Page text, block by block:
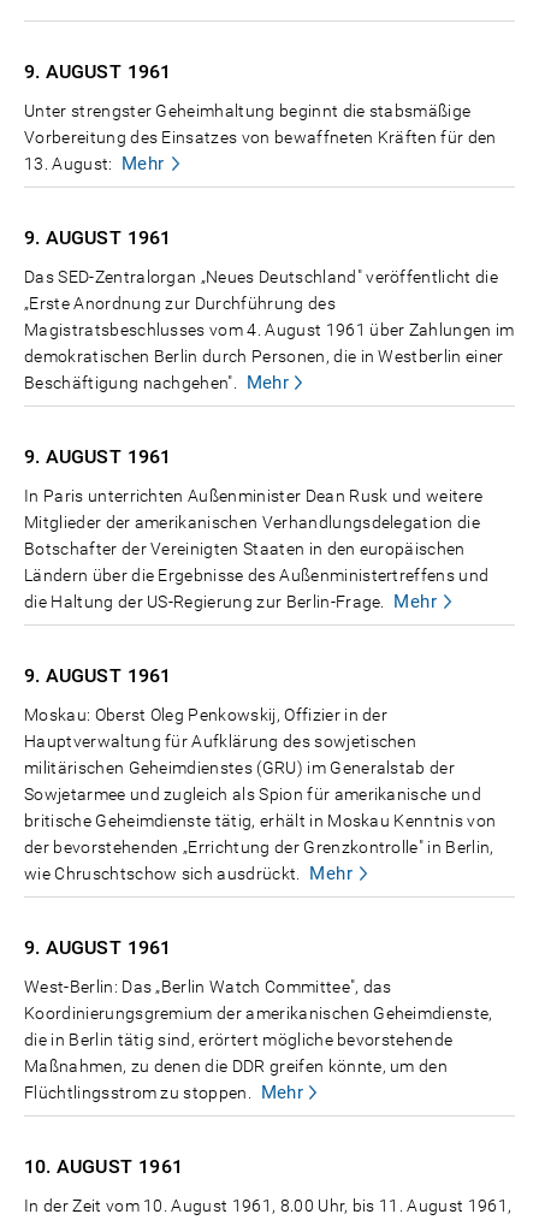
9. AUGUST 1961
Unter strengster Geheimhaltung beginnt die stabsmäßige
Vorbereitung des Einsatzes von bewaffneten Kräften für den
13. August:
Mehr
9. AUGUST 1961
Das SED-Zentralorgan „Neues Deutschland" veröffentlicht die
„Erste Anordnung zur Durchführung des
Magistratsbeschlusses vom 4. August 1961 über Zahlungen im
demokratischen Berlin durch Personen, die in Westberlin einer
Beschäftigung nachgehen".
Mehr
9. AUGUST 1961
In Paris unterrichten Außenminister Dean Rusk und weitere
Mitglieder der amerikanischen Verhandlungsdelegation die
Botschafter der Vereinigten Staaten in den europäischen
Ländern über die Ergebnisse des Außenministertreffens und
die Haltung der US-Regierung zur Berlin-Frage.
Mehr
9. AUGUST 1961
Moskau: Oberst Oleg Penkowskij, Offizier in der
Hauptverwaltung für Aufklärung des sowjetischen
militärischen Geheimdienstes (GRU) im Generalstab der
Sowjetarmee und zugleich als Spion für amerikanische und
britische Geheimdienste tätig, erhält in Moskau Kenntnis von
der bevorstehenden „Errichtung der Grenzkontrolle" in Berlin,
wie Chruschtschow sich ausdrückt.
Mehr
9. AUGUST 1961
West-Berlin: Das „Berlin Watch Committee", das
Koordinierungsgremium der amerikanischen Geheimdienste,
die in Berlin tätig sind, erörtert mögliche bevorstehende
Maßnahmen, zu denen die DDR greifen könnte, um den
Flüchtlingsstrom zu stoppen.
Mehr
10. AUGUST 1961
In der Zeit vom 10. August 1961, 8.00 Uhr, bis 11. August 1961,